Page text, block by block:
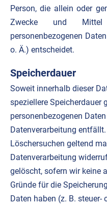
Person, die allein oder
Zwecke und
personenbezogenen
o. Ä.) entscheidet.
Speicherdauer
Soweit innerhalb dieser
speziellere Speicherdauer
personenbezogenen
Datenverarbeitung
Löschersuchen geltend
Datenverarbeitung
gelöscht, sofern wir keine
Gründe für die
Daten haben (z. B. steuer-